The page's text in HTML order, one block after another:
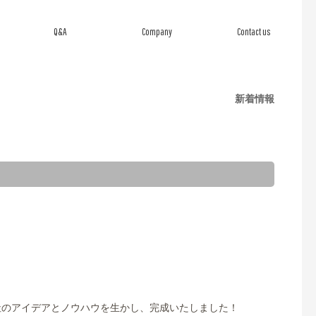
Q&A Company Contact us
お問い合わせ
新着情報
アイデアとノウハウを生かし、完成いたしました！